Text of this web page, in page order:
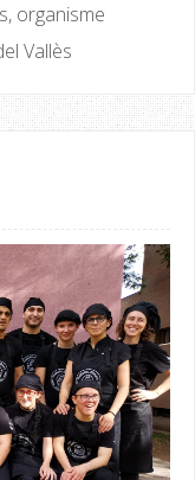
organisme
Vallès